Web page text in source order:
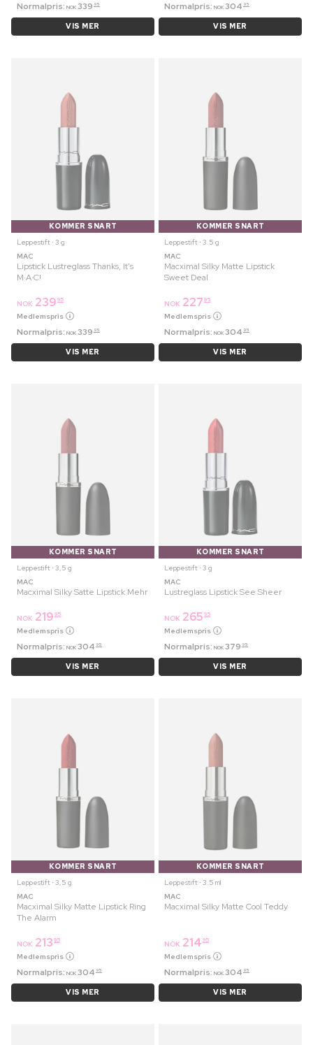
Normalpris: NOK 339 95
VIS MER
Normalpris: NOK 304 95
VIS MER
KOMMER SNART
Leppestift ⋅ 3 g
MAC
Lipstick Lustreglass Thanks, It's
M·A·C!
NOK 239 95
Medlemspris
Normalpris: NOK 339 95
VIS MER
KOMMER SNART
Leppestift ⋅ 3.5 g
MAC
Macximal Silky Matte Lipstick
Sweet Deal
NOK 227 95
Medlemspris
Normalpris: NOK 304 95
VIS MER
KOMMER SNART
Leppestift ⋅ 3,5 g
MAC
Macximal Silky Satte Lipstick Mehr
NOK 219 95
Medlemspris
Normalpris: NOK 304 95
VIS MER
KOMMER SNART
Leppestift ⋅ 3 g
MAC
Lustreglass Lipstick See Sheer
NOK 265 95
Medlemspris
Normalpris: NOK 379 95
VIS MER
KOMMER SNART
Leppestift ⋅ 3,5 g
MAC
Macximal Silky Matte Lipstick Ring
The Alarm
NOK 213 95
Medlemspris
Normalpris: NOK 304 95
VIS MER
KOMMER SNART
Leppestift ⋅ 3.5 ml
MAC
Macximal Silky Matte Cool Teddy
NOK 214 95
Medlemspris
Normalpris: NOK 304 95
VIS MER